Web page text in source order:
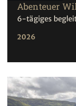
Abenteuer
6-tägiges
2026